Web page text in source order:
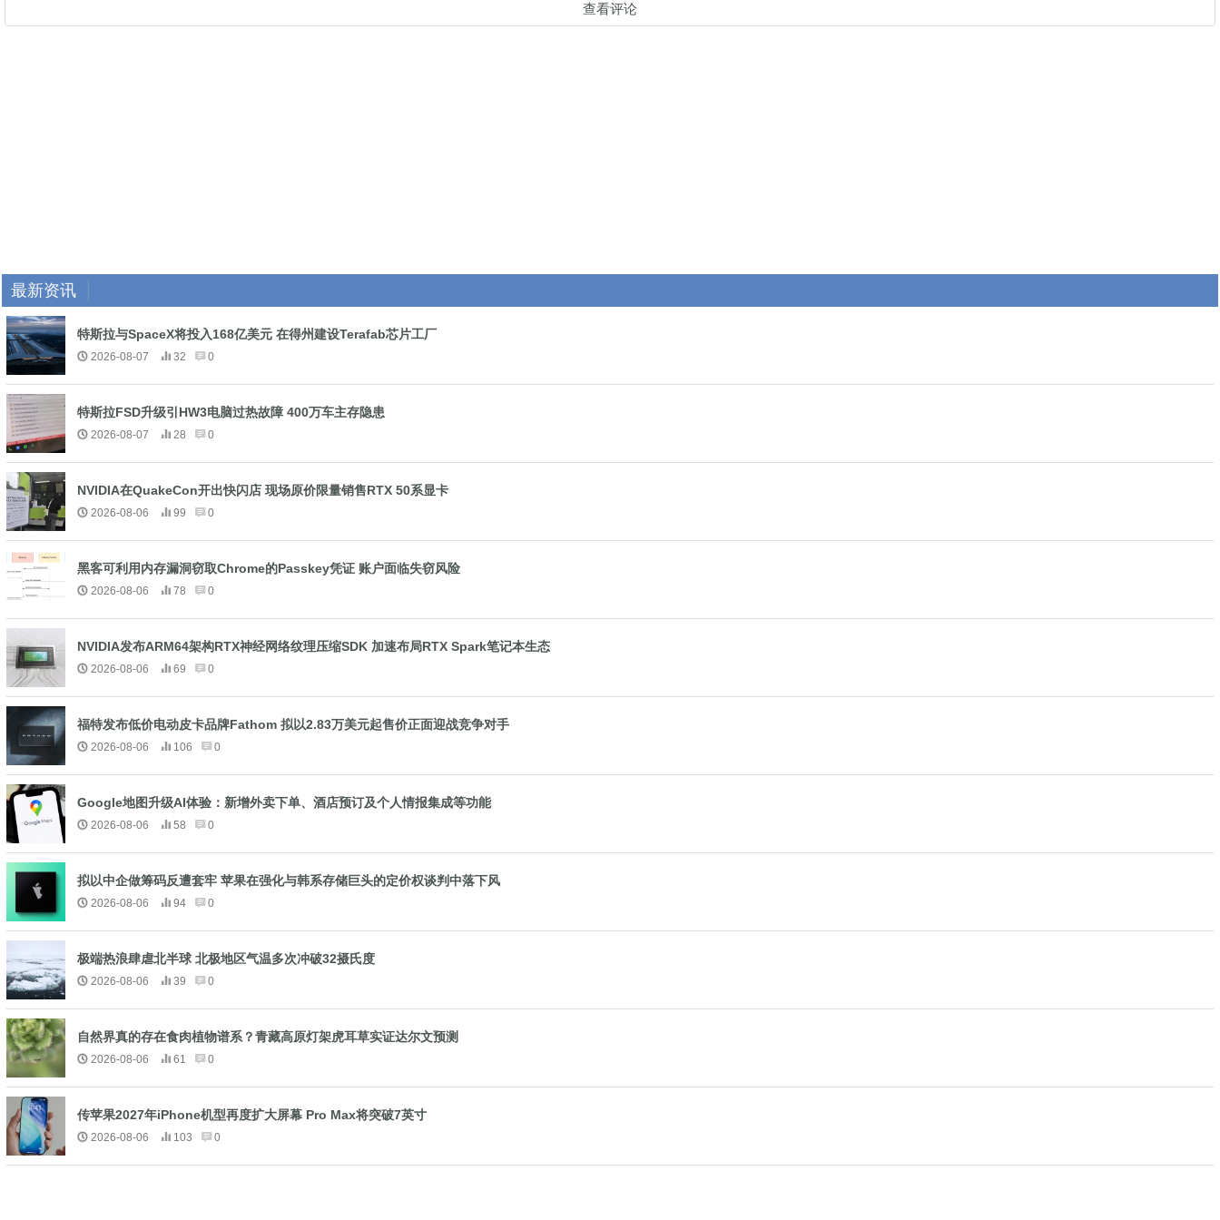
查看评论
最新资讯
特斯拉与SpaceX将投入168亿美元 在得州建设Terafab芯片工厂
2026-08-07 32 0
特斯拉FSD升级引HW3电脑过热故障 400万车主存隐患
2026-08-07 28 0
NVIDIA在QuakeCon开出快闪店 现场原价限量销售RTX 50系显卡
2026-08-06 99 0
黑客可利用内存漏洞窃取Chrome的Passkey凭证 账户面临失窃风险
2026-08-06 78 0
NVIDIA发布ARM64架构RTX神经网络纹理压缩SDK 加速布局RTX Spark笔记本生态
2026-08-06 69 0
福特发布低价电动皮卡品牌Fathom 拟以2.83万美元起售价正面迎战竞争对手
2026-08-06 106 0
Google地图升级AI体验：新增外卖下单、酒店预订及个人情报集成等功能
2026-08-06 58 0
拟以中企做筹码反遭套牢 苹果在强化与韩系存储巨头的定价权谈判中落下风
2026-08-06 94 0
极端热浪肆虐北半球 北极地区气温多次冲破32摄氏度
2026-08-06 39 0
自然界真的存在食肉植物谱系？青藏高原灯架虎耳草实证达尔文预测
2026-08-06 61 0
传苹果2027年iPhone机型再度扩大屏幕 Pro Max将突破7英寸
2026-08-06 103 0